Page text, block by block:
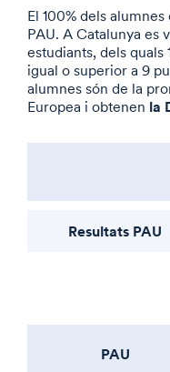
El 100% dels
PAU. A Catalunya es
estudiants, dels
igual o superior a 9
alumnes són de la
Europea i obtenen la
Resultats PAU
PAU